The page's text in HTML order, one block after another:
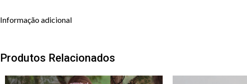
Informação adicional
Produtos Relacionados